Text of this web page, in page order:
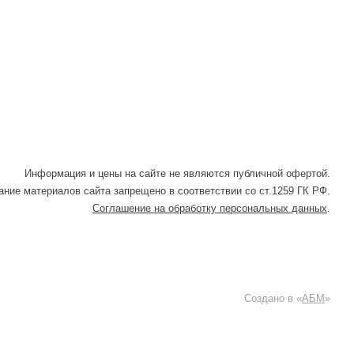
Информация и цены на сайте не являются публичной офертой.
материалов сайта запрещено в соответствии со ст.1259 ГК РФ.
Соглашение на обработку персональных данных.
Создано в «АБМ »